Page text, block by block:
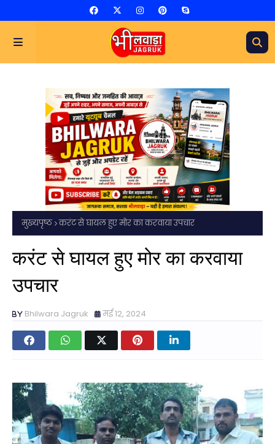
मुख्यपृष्ठ करंट से घायल हुए मोर का करवाया उपचार
करंट से घायल हुए मोर का करवाया
उपचार
Bhilwara Jagruk मई 12, 2024